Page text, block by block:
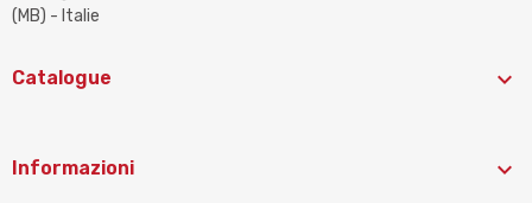
(MB) - Italie
Catalogue 
Informazioni 